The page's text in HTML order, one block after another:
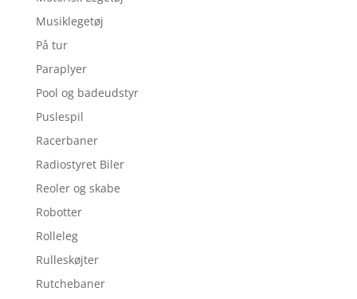
Musiklegetøj
På tur
Paraplyer
Pool og badeudstyr
Puslespil
Racerbaner
Radiostyret Biler
Reoler og skabe
Robotter
Rolleleg
Rulleskøjter
Rutchebaner